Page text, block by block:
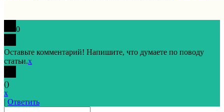
0
Оставьте комментарий! Напишите, что думаете по поводу
статьи.x
()
x
| Ответить